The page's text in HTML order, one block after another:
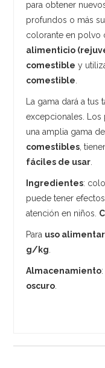
para obtener
profundos o más
colorante en polvo
alimenticio
comestible y
comestible
La gama dará a tus
excepcionales.
una amplia gama
comestibles ,
fáciles de usar
Ingredientes:
puede tener
atención en niños.
Para uso
g/kg
Almacenamiento
oscuro